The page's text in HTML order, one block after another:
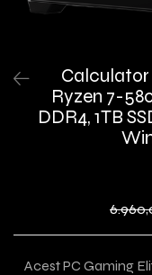
Calculator
Ryzen 7-
DDR4, 1TB
Acest PC Gaming